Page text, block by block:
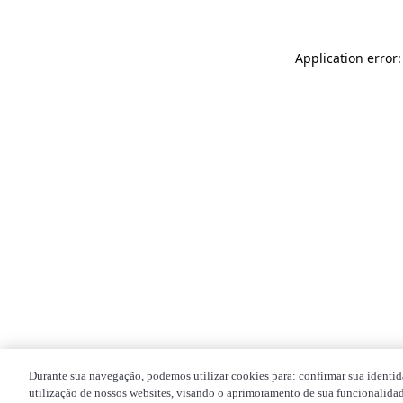
Application
Durante sua navegação, podemos utilizar cookies para: confirmar sua
utilização de nossos websites, visando o aprimoramento de sua